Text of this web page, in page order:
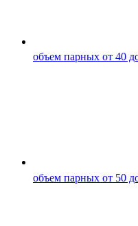
объем парных от 40
объем парных от 50